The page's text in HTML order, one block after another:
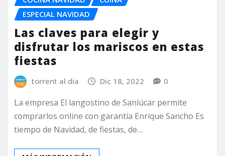
ESPECIAL NAVIDAD
Las claves para elegir y
disfrutar los mariscos en estas
fiestas
torrent al dia Dic 18, 2022 0
La empresa El langostino de Sanlúcar permite
comprarlos online con garantía Enrique Sancho Es
tiempo de Navidad, de fiestas, de…